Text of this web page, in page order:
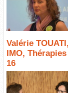
Valérie
IMO,
16